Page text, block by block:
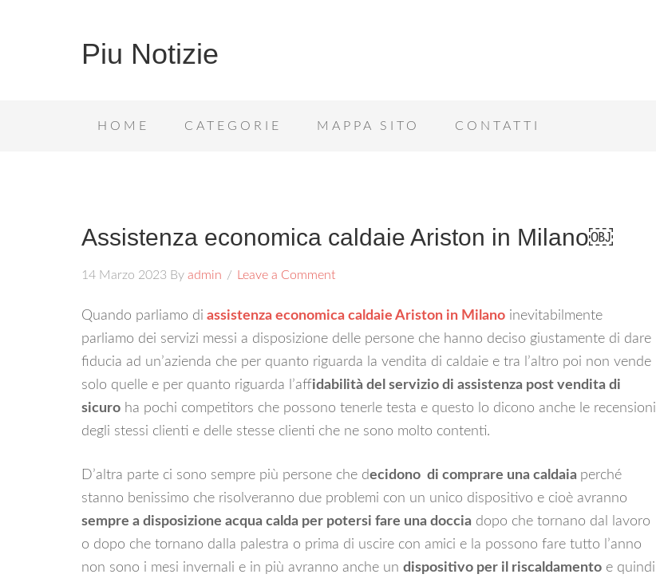
Piu Notizie
HOME CATEGORIE MAPPA SITO CONTATTI
Assistenza economica caldaie Ariston in Milano￼
14 Marzo 2023 By admin Leave a Comment
Quando parliamo di assistenza economica caldaie Ariston in Milano inevitabilmente
parliamo dei servizi messi a disposizione delle persone che hanno deciso giustamente di dare
fiducia ad un’azienda che per quanto riguarda la vendita di caldaie e tra l’altro poi non vende
solo quelle e per quanto riguarda l’affidabilità del servizio di assistenza post vendita di
sicuro ha pochi competitors che possono tenerle testa e questo lo dicono anche le recensioni
degli stessi clienti e delle stesse clienti che ne sono molto contenti.
D’altra parte ci sono sempre più persone che decidono di comprare una caldaia perché
stanno benissimo che risolveranno due problemi con un unico dispositivo e cioè avranno
sempre a disposizione acqua calda per potersi fare una doccia dopo che tornano dal lavoro
o dopo che tornano dalla palestra o prima di uscire con amici e la possono fare tutto l’anno
non sono i mesi invernali e in più avranno anche un dispositivo per il riscaldamento e quindi